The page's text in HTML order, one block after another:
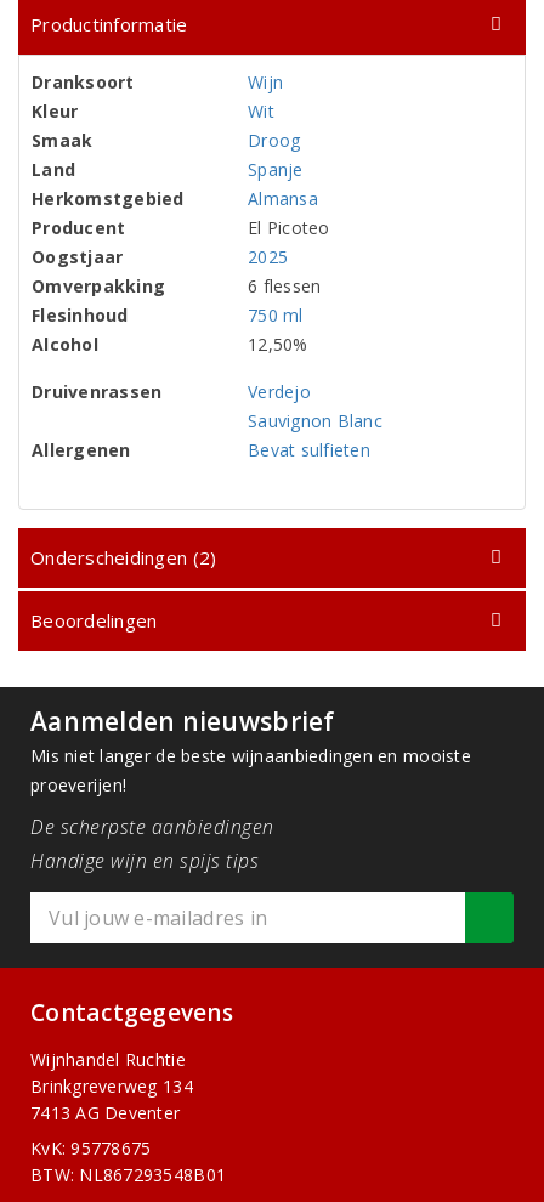
Productinformatie
Dranksoort
Wijn
Kleur
Wit
Smaak
Droog
Land
Spanje
Herkomstgebied
Almansa
Producent
El Picoteo
Oogstjaar
2025
Omverpakking
6 flessen
Flesinhoud
750 ml
Alcohol
12,50%
Druivenrassen
Verdejo
Sauvignon Blanc
Allergenen
Bevat sulfieten
Onderscheidingen (2)
Beoordelingen
Aanmelden nieuwsbrief
Mis niet langer de beste wijnaanbiedingen en mooiste
proeverijen!
De scherpste aanbiedingen
Handige wijn en spijs tips
Contactgegevens
Wijnhandel Ruchtie
Brinkgreverweg 134
7413 AG Deventer
KvK: 95778675
BTW: NL867293548B01